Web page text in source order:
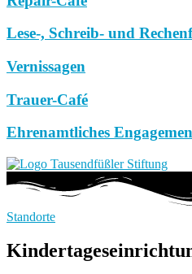
Lese-, Schreib- und
Vernissagen
Trauer-Café
Ehrenamtliches
Standorte